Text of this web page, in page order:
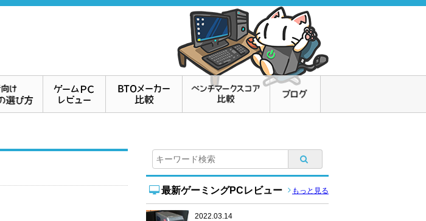
最新ゲーミングPCレビュー もっと見る
2022.03.14